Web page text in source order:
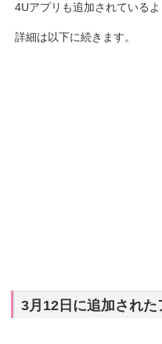
4Uアプリも追加されているよ
詳細は以下に続きます。
3月12日に追加された